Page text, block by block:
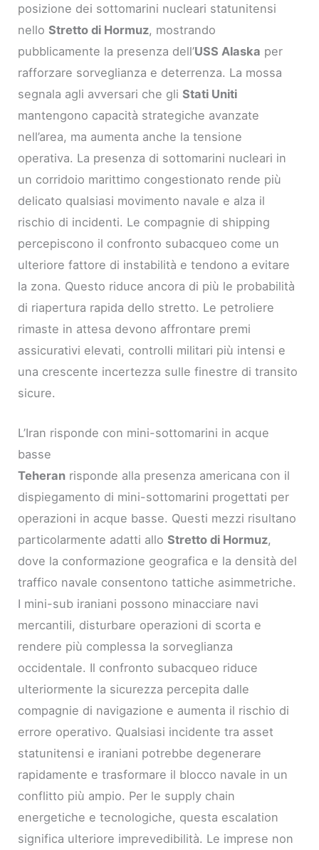
posizione dei sottomarini nucleari statunitensi
nelloStretto di Hormuz, mostrando
pubblicamente la presenza dell’USS Alaska per
rafforzare sorveglianza e deterrenza. La mossa
segnala agli avversari che gliStati Uniti
mantengono capacità strategiche avanzate
nell’area, ma aumenta anche la tensione
operativa. La presenza di sottomarini nucleari in
un corridoio marittimo congestionato rende più
delicato qualsiasi movimento navale e alza il
rischio di incidenti. Le compagnie di shipping
percepiscono il confronto subacqueo come un
ulteriore fattore di instabilità e tendono a evitare
la zona. Questo riduce ancora di più le probabilità
di riapertura rapida dello stretto. Le petroliere
rimaste in attesa devono affrontare premi
assicurativi elevati, controlli militari più intensi e
una crescente incertezza sulle finestre di transito
sicure.
L’Iran risponde con mini-sottomarini in acque
basse
Teheran risponde alla presenza americana con il
dispiegamento di mini-sottomarini progettati per
operazioni in acque basse. Questi mezzi risultano
particolarmente adatti alloStretto di Hormuz,
dove la conformazione geografica e la densità del
traffico navale consentono tattiche asimmetriche.
I mini-sub iraniani possono minacciare navi
mercantili, disturbare operazioni di scorta e
rendere più complessa la sorveglianza
occidentale. Il confronto subacqueo riduce
ulteriormente la sicurezza percepita dalle
compagnie di navigazione e aumenta il rischio di
errore operativo. Qualsiasi incidente tra asset
statunitensi e iraniani potrebbe degenerare
rapidamente e trasformare il blocco navale in un
conflitto più ampio. Per le supply chain
energetiche e tecnologiche, questa escalation
significa ulteriore imprevedibilità. Le imprese non